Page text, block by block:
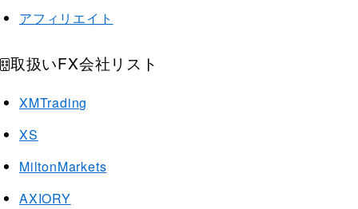
アフィリエイト
取扱いFX会社リスト
XMTrading
XS
MiltonMarkets
AXIORY